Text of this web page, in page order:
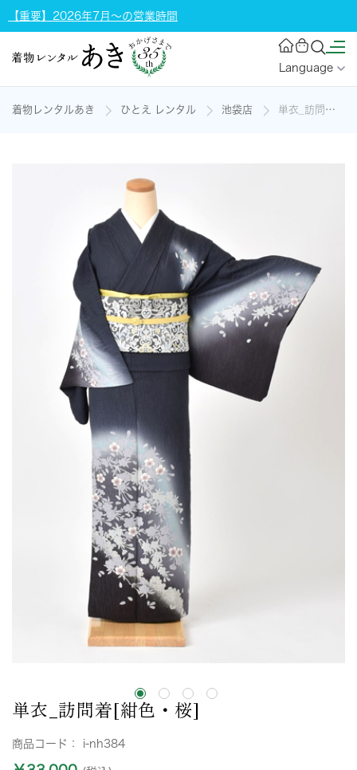
【重要】2026年7月～の営業時間
Language
着物レンタルあき ひとえ レンタル 池袋店 単衣_訪問着[紺色・桜]の着物レンタル
単衣_訪問着[紺色・桜]
商品コード： i-nh384